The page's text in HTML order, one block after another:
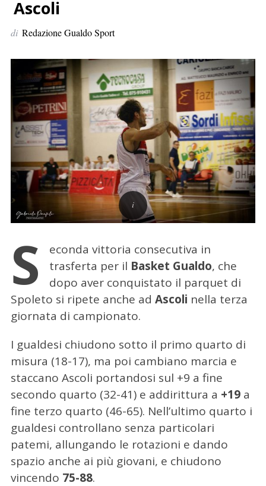
e
r
Ascoli
di Redazione Gualdo Sport
S
econda vittoria consecutiva in
trasferta per il Basket Gualdo, che
dopo aver conquistato il parquet di
Spoleto si ripete anche ad Ascoli nella terza
giornata di campionato.
I gualdesi chiudono sotto il primo quarto di
misura (18-17), ma poi cambiano marcia e
staccano Ascoli portandosi sul +9 a fine
secondo quarto (32-41) e addirittura a +19a
fine terzo quarto (46-65). Nell’ultimo quarto i
gualdesi controllano senza particolari
patemi, allungando le rotazioni e dando
spazio anche ai più giovani, e chiudono
vincendo 75-88.